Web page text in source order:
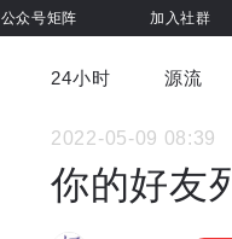
公众号矩阵 加入社群
车与出行
健康
24小时 源流
虎
2022-05-09 08:39
你的好友